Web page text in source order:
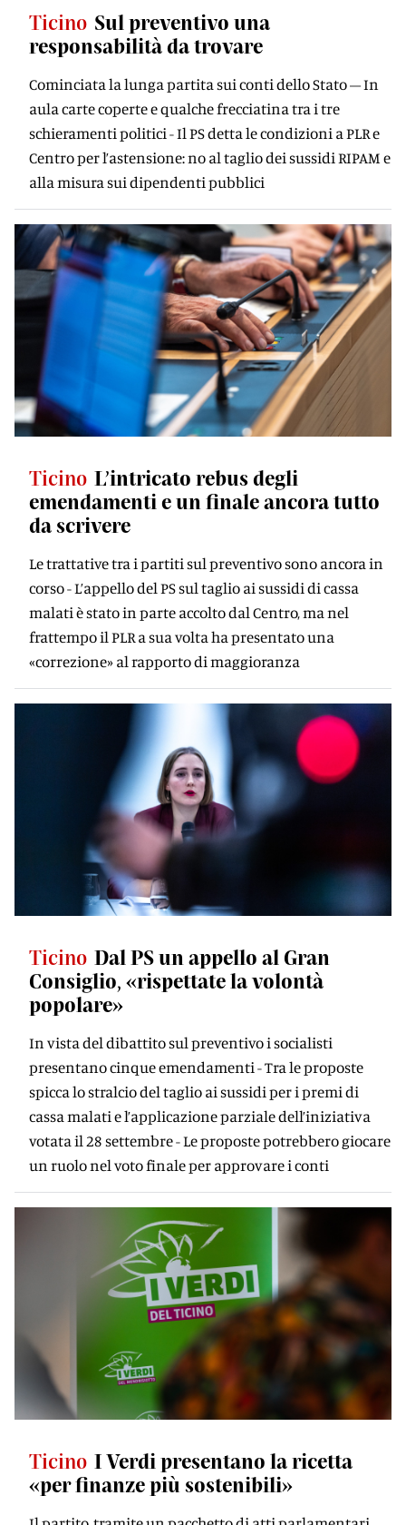
Ticino Sul preventivo una
responsabilità da trovare
Cominciata la lunga partita sui conti dello Stato – In
aula carte coperte e qualche frecciatina tra i tre
schieramenti politici - Il PS detta le condizioni a PLR e
Centro per l’astensione: no al taglio dei sussidi RIPAM e
alla misura sui dipendenti pubblici
Ticino L’intricato rebus degli
emendamenti e un finale ancora tutto
da scrivere
Le trattative tra i partiti sul preventivo sono ancora in
corso - L’appello del PS sul taglio ai sussidi di cassa
malati è stato in parte accolto dal Centro, ma nel
frattempo il PLR a sua volta ha presentato una
«correzione» al rapporto di maggioranza
Ticino Dal PS un appello al Gran
Consiglio, «rispettate la volontà
popolare»
In vista del dibattito sul preventivo i socialisti
presentano cinque emendamenti - Tra le proposte
spicca lo stralcio del taglio ai sussidi per i premi di
cassa malati e l’applicazione parziale dell’iniziativa
votata il 28 settembre - Le proposte potrebbero giocare
un ruolo nel voto finale per approvare i conti
Ticino I Verdi presentano la ricetta
«per finanze più sostenibili»